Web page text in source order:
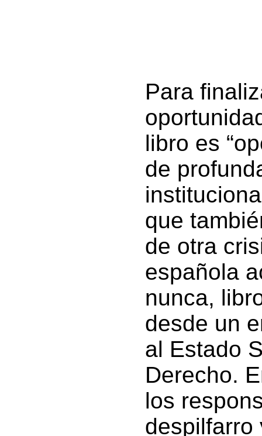
Para
libro es
de
que
de otra
española
nunca,
desde un
al Estado
Derecho.
los
despilfarro